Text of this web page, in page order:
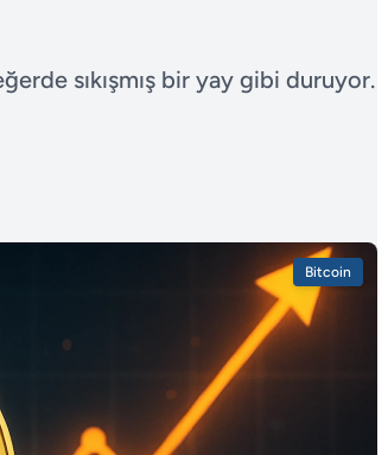
sıkışmış bir yay gibi duruyor.
Bitcoin